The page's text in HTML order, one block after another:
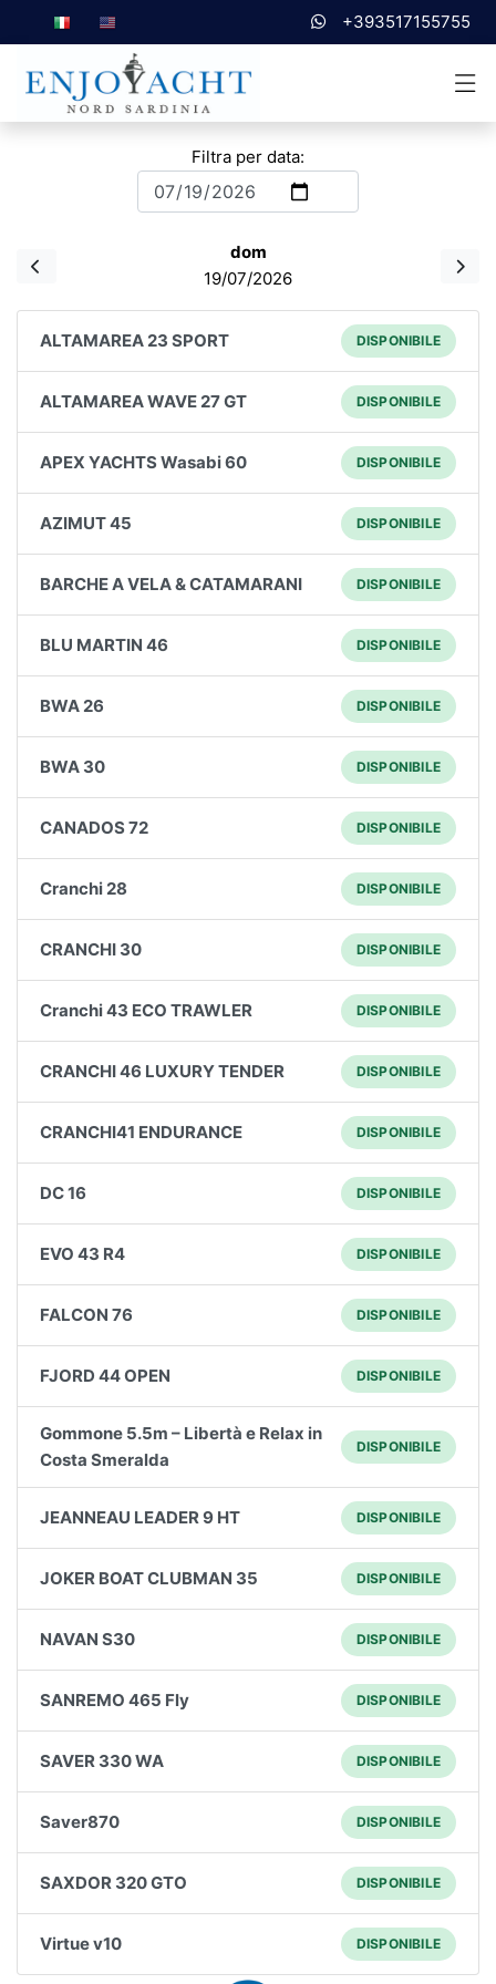
+393517155755
Filtra per data:
dom
19/07/2026
ALTAMAREA 23 SPORT DISPONIBILE
ALTAMAREA WAVE 27 GT DISPONIBILE
APEX YACHTS Wasabi 60 DISPONIBILE
AZIMUT 45 DISPONIBILE
BARCHE A VELA & CATAMARANI DISPONIBILE
BLU MARTIN 46 DISPONIBILE
BWA 26 DISPONIBILE
BWA 30 DISPONIBILE
CANADOS 72 DISPONIBILE
Cranchi 28 DISPONIBILE
CRANCHI 30 DISPONIBILE
Cranchi 43 ECO TRAWLER DISPONIBILE
CRANCHI 46 LUXURY TENDER DISPONIBILE
CRANCHI41 ENDURANCE DISPONIBILE
DC 16 DISPONIBILE
EVO 43 R4 DISPONIBILE
FALCON 76 DISPONIBILE
FJORD 44 OPEN DISPONIBILE
Gommone 5.5m – Libertà e Relax in
Costa Smeralda
DISPONIBILE
JEANNEAU LEADER 9 HT DISPONIBILE
JOKER BOAT CLUBMAN 35 DISPONIBILE
NAVAN S30 DISPONIBILE
SANREMO 465 Fly DISPONIBILE
SAVER 330 WA DISPONIBILE
Saver870 DISPONIBILE
SAXDOR 320 GTO DISPONIBILE
Virtue v10 DISPONIBILE